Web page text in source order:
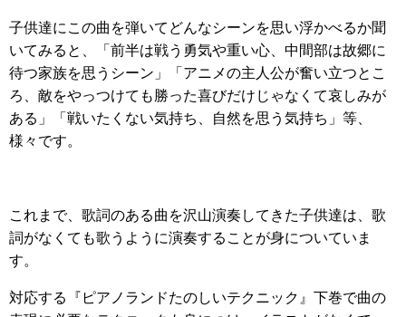
子供達にこの曲を弾いてどんなシーンを思い浮かべるか聞
いてみると、「前半は戦う勇気や重い心、中間部は故郷に
待つ家族を思うシーン」「アニメの主人公が奮い立つとこ
ろ、敵をやっつけても勝った喜びだけじゃなくて哀しみが
ある」「戦いたくない気持ち、自然を思う気持ち」等、
様々です。
これまで、歌詞のある曲を沢山演奏してきた子供達は、歌
詞がなくても歌うように演奏することが身についていま
す。
対応する『ピアノランドたのしいテクニック』下巻で曲の